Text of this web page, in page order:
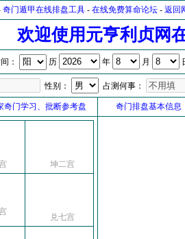
奇门遁甲在线排盘工具 - 在线免费算命论坛 - 返回
欢迎使用元亨利贞网
： 历 年 月
性别： 占测何事：
门学习、批断参考盘 奇门排盘基本信息
坤二宫
兑七宫